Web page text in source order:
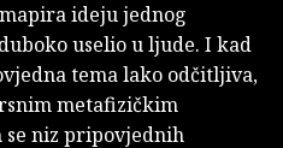
ideju jednog
uselio u ljude. I kad
tema lako odčitljiva,
metafizičkim
se niz pripovjednih